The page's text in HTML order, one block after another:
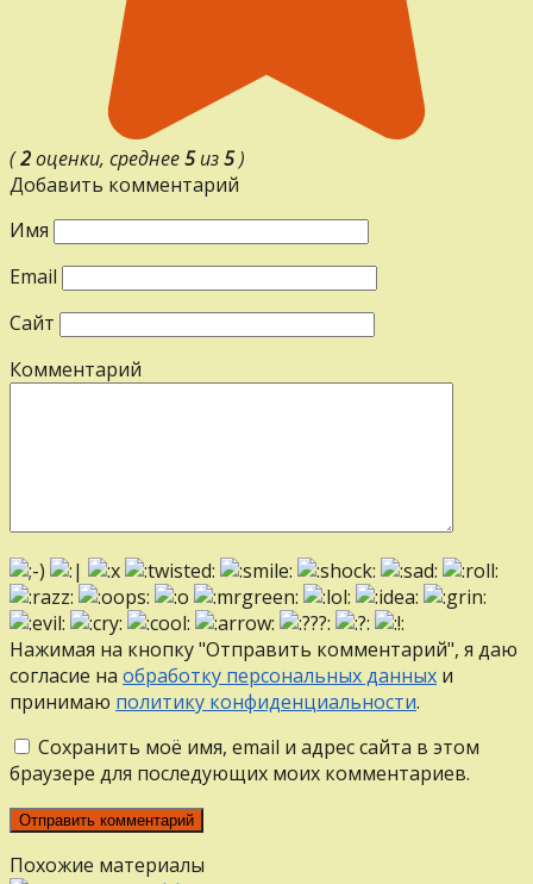
(2оценки, среднее5из5)
Добавить комментарий
Имя
Email
Сайт
Комментарий
Нажимая на кнопку "Отправить комментарий", я даю
согласие на обработку персональных данных и
принимаю политику конфиденциальности.
Сохранить моё имя, email и адрес сайта в этом
браузере для последующих моих комментариев.
Похожие материалы